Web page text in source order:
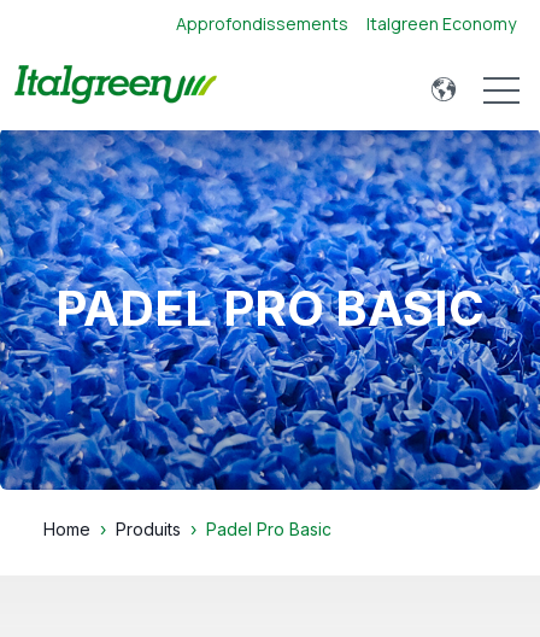
Approfondissements Italgreen Economy
Open
PADEL PRO BASIC
Home Produits Padel Pro Basic